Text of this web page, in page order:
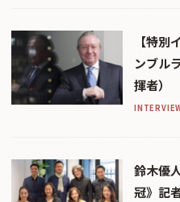
【特
ンブル
揮者）
鈴木優
冠》記